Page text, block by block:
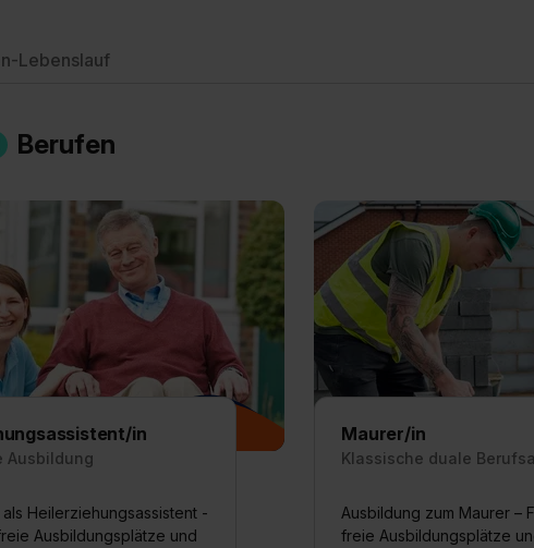
Lebenslauf
Berufen
in
Ausbildung
Heilerziehungsassistent -
Ausbildungsplätze und
Maurer/in
Klassische duale
Ausbildung zum Maurer –
freie Ausbildungsplätze